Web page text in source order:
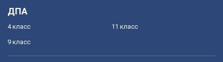
ДПА
4 класс
9 класс
11 класс